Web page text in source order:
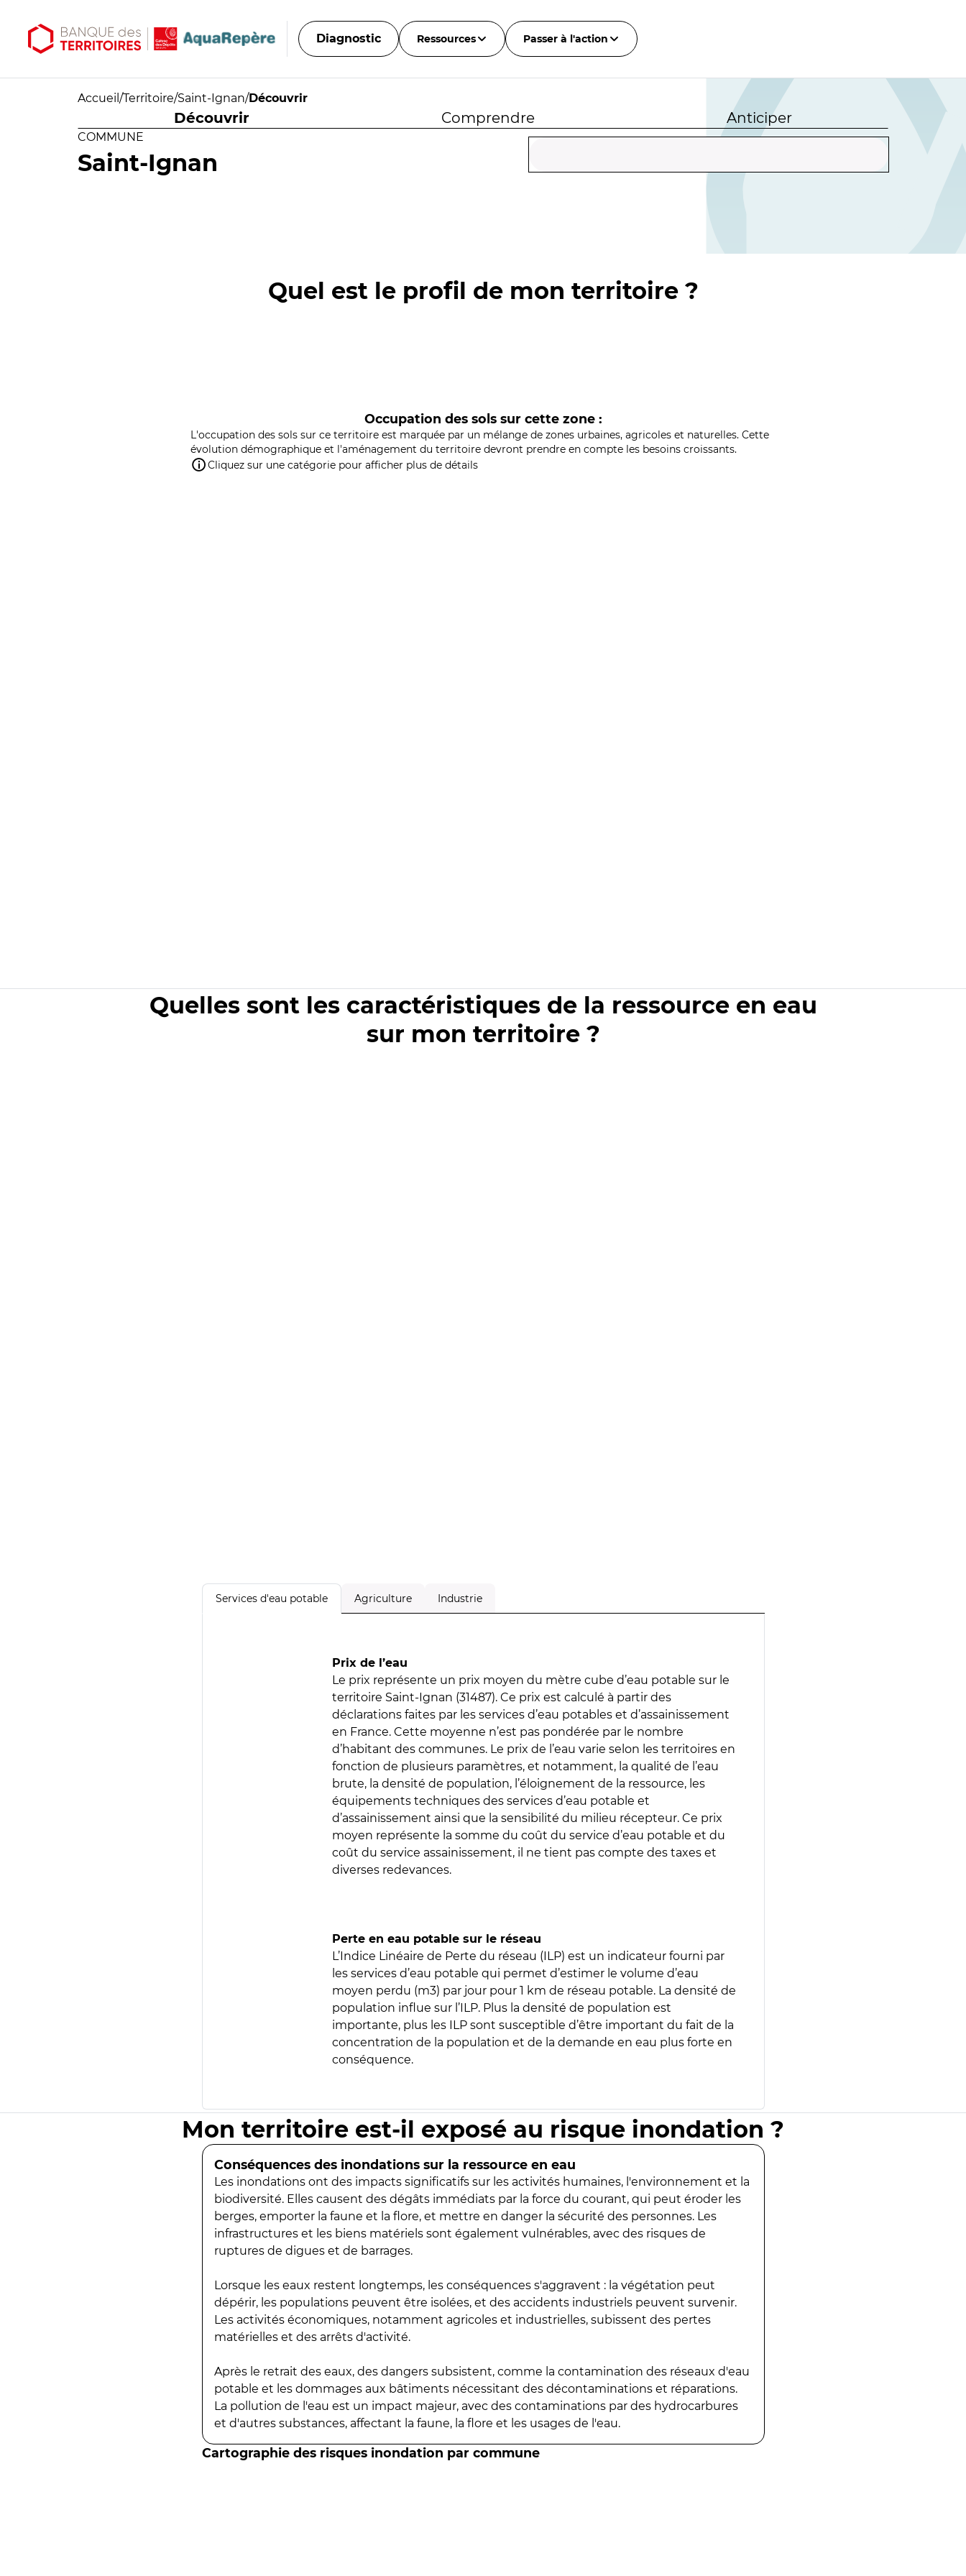
Diagnostic Ressources Passer à l'action
Accueil /Territoire/Saint-Ignan/Découvrir
Découvrir Comprendre Anticiper
COMMUNE
Saint-Ignan
Quel est le profil de mon territoire ?
Occupation des sols sur cette zone :
L'occupation des sols sur ce territoire est marquée par un mélange de zones urbaines, agricoles et naturelles. Cette
évolution démographique et l'aménagement du territoire devront prendre en compte les besoins croissants.
Cliquez sur une catégorie pour afficher plus de détails
Quelles sont les caractéristiques de la ressource en eau
sur mon territoire ?
Services d'eau potable Agriculture Industrie
Prix de l’eau
Le prix représente un prix moyen du mètre cube d’eau potable sur le
territoire Saint-Ignan (31487). Ce prix est calculé à partir des
déclarations faites par les services d’eau potables et d’assainissement
en France. Cette moyenne n’est pas pondérée par le nombre
d’habitant des communes. Le prix de l’eau varie selon les territoires en
fonction de plusieurs paramètres, et notamment, la qualité de l’eau
brute, la densité de population, l’éloignement de la ressource, les
équipements techniques des services d’eau potable et
d’assainissement ainsi que la sensibilité du milieu récepteur. Ce prix
moyen représente la somme du coût du service d’eau potable et du
coût du service assainissement, il ne tient pas compte des taxes et
diverses redevances.
Perte en eau potable sur le réseau
L’Indice Linéaire de Perte du réseau (ILP) est un indicateur fourni par
les services d’eau potable qui permet d’estimer le volume d’eau
moyen perdu (m3) par jour pour 1 km de réseau potable. La densité de
population influe sur l’ILP. Plus la densité de population est
importante, plus les ILP sont susceptible d’être important du fait de la
concentration de la population et de la demande en eau plus forte en
conséquence.
Mon territoire est-il exposé au risque inondation ?
Conséquences des inondations sur la ressource en eau
Les inondations ont des impacts significatifs sur les activités humaines, l'environnement et la
biodiversité. Elles causent des dégâts immédiats par la force du courant, qui peut éroder les
berges, emporter la faune et la flore, et mettre en danger la sécurité des personnes. Les
infrastructures et les biens matériels sont également vulnérables, avec des risques de
ruptures de digues et de barrages.
Lorsque les eaux restent longtemps, les conséquences s'aggravent : la végétation peut
dépérir, les populations peuvent être isolées, et des accidents industriels peuvent survenir.
Les activités économiques, notamment agricoles et industrielles, subissent des pertes
matérielles et des arrêts d'activité.
Après le retrait des eaux, des dangers subsistent, comme la contamination des réseaux d'eau
potable et les dommages aux bâtiments nécessitant des décontaminations et réparations.
La pollution de l'eau est un impact majeur, avec des contaminations par des hydrocarbures
et d'autres substances, affectant la faune, la flore et les usages de l'eau.
Cartographie des risques inondation par commune